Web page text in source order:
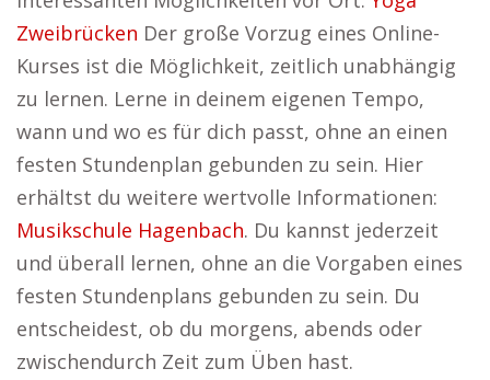
Zweibrücken Der große Vorzug eines Online-
Kurses ist die Möglichkeit, zeitlich unabhängig
zu lernen. Lerne in deinem eigenen Tempo,
wann und wo es für dich passt, ohne an einen
festen Stundenplan gebunden zu sein. Hier
erhältst du weitere wertvolle Informationen:
Musikschule Hagenbach. Du kannst jederzeit
und überall lernen, ohne an die Vorgaben eines
festen Stundenplans gebunden zu sein. Du
entscheidest, ob du morgens, abends oder
zwischendurch Zeit zum Üben hast.